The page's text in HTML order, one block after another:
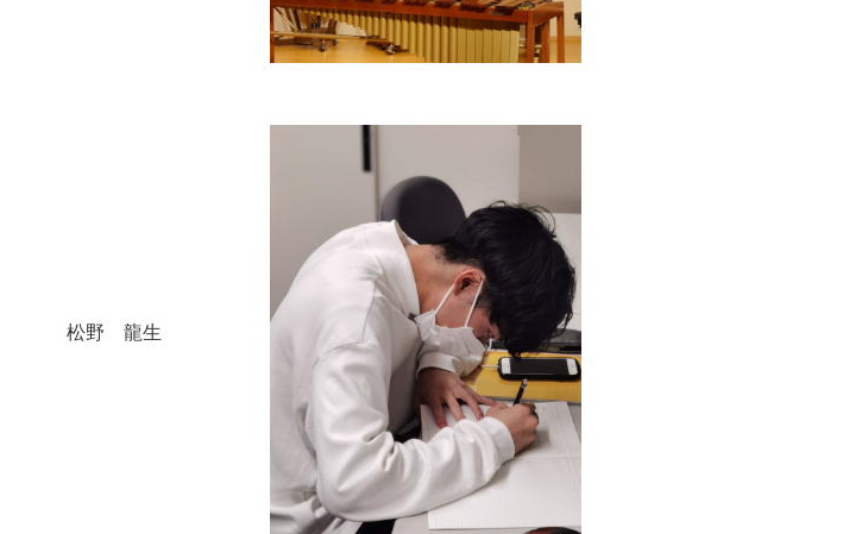
松野 龍生